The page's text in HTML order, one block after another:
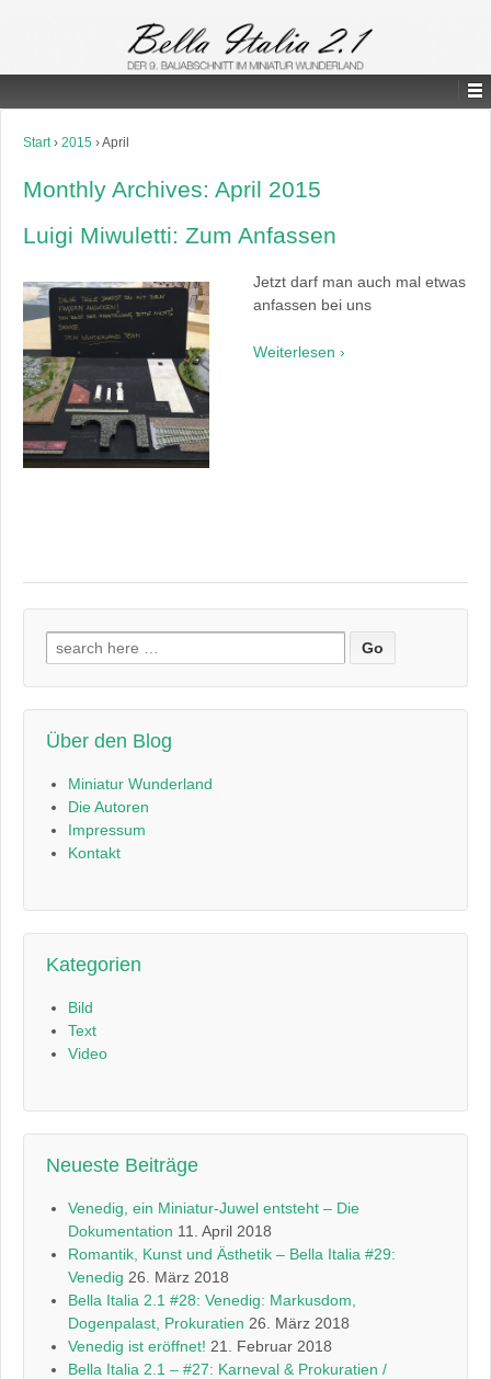
Start › 2015 ›April
Monthly Archives: April 2015
Luigi Miwuletti: Zum Anfassen
Jetzt darf man auch mal etwas
anfassen bei uns
Weiterlesen ›
Suchen
nach:
Über den Blog
Miniatur Wunderland
Die Autoren
Impressum
Kontakt
Kategorien
Bild
Text
Video
Neueste Beiträge
Venedig, ein Miniatur-Juwel entsteht – Die
Dokumentation 11. April 2018
Romantik, Kunst und Ästhetik – Bella Italia #29:
Venedig 26. März 2018
Bella Italia 2.1 #28: Venedig: Markusdom,
Dogenpalast, Prokuratien 26. März 2018
Venedig ist eröffnet! 21. Februar 2018
Bella Italia 2.1 – #27: Karneval & Prokuratien /